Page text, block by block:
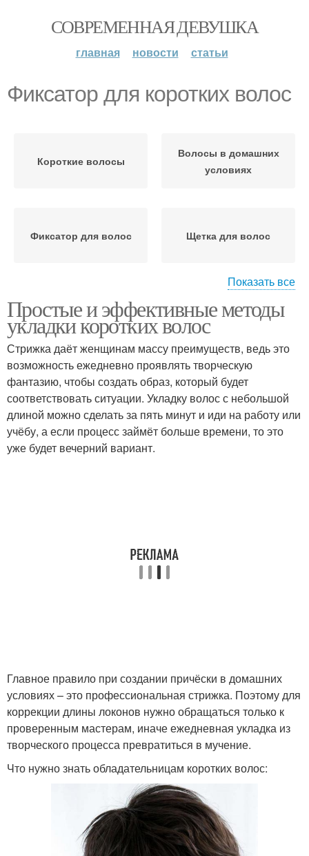
СОВРЕМЕННАЯ ДЕВУШКА
главная новости статьи
Фиксатор для коротких волос
Короткие волосы
Волосы в домашних
условиях
Фиксатор для волос Щетка для волос
Машинка для волос
использования
Укладки на короткие
волосы
Показать все
Простые и эффективные методы
укладки коротких волос
Стрижка даёт женщинам массу преимуществ, ведь это
возможность ежедневно проявлять творческую
фантазию, чтобы создать образ, который будет
соответствовать ситуации. Укладку волос с небольшой
длиной можно сделать за пять минут и иди на работу или
учёбу, а если процесс займёт больше времени, то это
уже будет вечерний вариант.
Главное правило при создании причёски в домашних
условиях – это профессиональная стрижка. Поэтому для
коррекции длины локонов нужно обращаться только к
проверенным мастерам, иначе ежедневная укладка из
творческого процесса превратиться в мучение.
Что нужно знать обладательницам коротких волос: